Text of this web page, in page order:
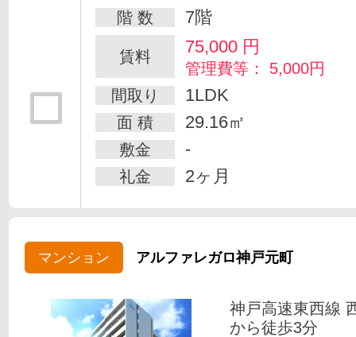
階 数 7階
賃料 75,000 円
管理費等： 5,000円
間取り
1LDK
面 積 29.16㎡
敷金 -
礼金 2ヶ月
マンション アルファレガロ神戸元町
神戸高速東西線
から徒歩3分